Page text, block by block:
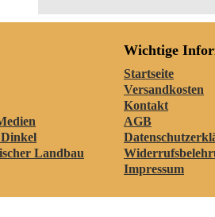
Landbau
Wichtige
Startseite
Versandkosten
Kontakt
AGB
Impressum